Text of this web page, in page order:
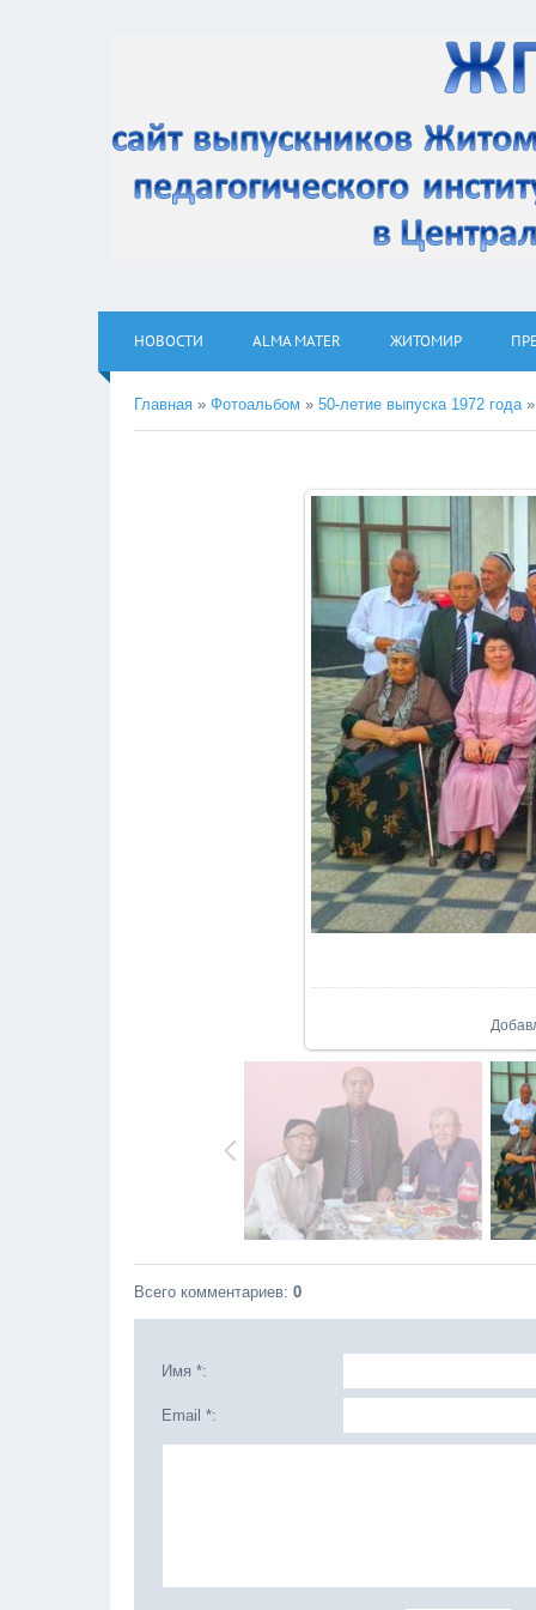
НОВОСТИ ALMA MATER ЖИТОМИР
Главная » Фотоальбом » 50-летие выпуска 1972 года»
Всего комментариев: 0
Имя *:
Email *: